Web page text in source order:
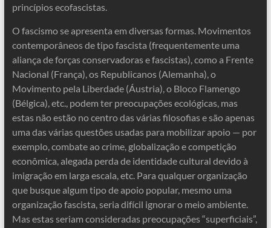
princípios ecofascistas.
O fascismo se apresenta em diversas formas. Movimentos
contemporâneos de tipo fascista (frequentemente uma
aliança de forças conservadoras e fascistas), como a Frente
Nacional (França), os Republicanos (Alemanha), o
Movimento pela Liberdade (Áustria), o Bloco Flamengo
(Bélgica), etc., podem ter preocupações ecológicas, mas
estas não estão no centro das várias filosofias e são apenas
uma das várias questões usadas para mobilizar apoio — por
exemplo, combate ao crime, globalização e competição
econômica, alegada perda de identidade cultural devido à
imigração em larga escala, etc. Para qualquer organização
que busque algum tipo de apoio popular, mesmo uma
organização fascista, seria difícil ignorar o meio ambiente.
Mas estas seriam consideradas preocupações “superficiais”,